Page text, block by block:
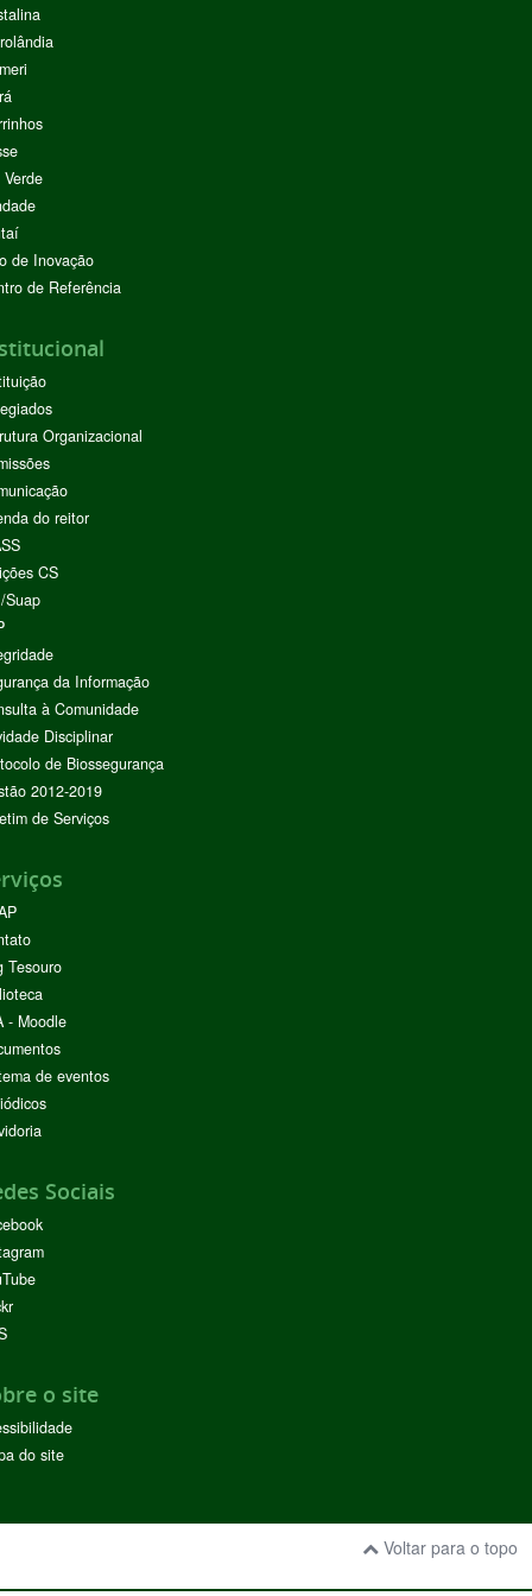
de Inovação
de Referência
Organizacional
do reitor
CS
Suap
da Informação
à Comunidade
Disciplinar
de Biossegurança
2012-2019
de Serviços
Tesouro
- Moodle
de eventos
Sociais
o site
do site
Voltar para o topo